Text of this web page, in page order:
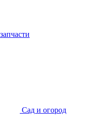
Сад и огород